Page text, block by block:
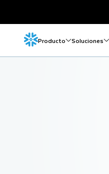
Producto Soluciones